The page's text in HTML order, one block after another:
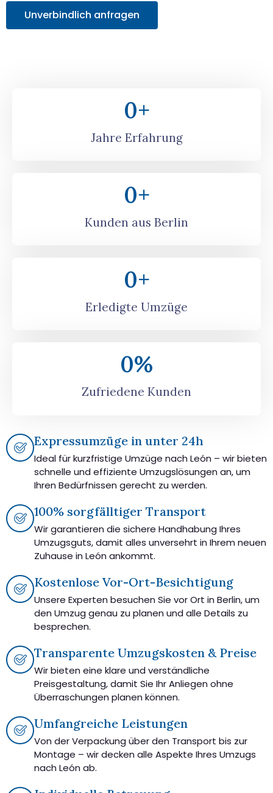
Unverbindlich anfragen
Jahre Erfahrung
0+
Kunden aus Berlin
0+
Erledigte Umzüge
0+
Zufriedene Kunden
0%
Expressumzüge in unter 24h
Ideal für kurzfristige Umzüge nach León – wir bieten
schnelle und effiziente Umzugslösungen an, um
Ihren Bedürfnissen gerecht zu werden.
100% sorgfälltiger Transport
Wir garantieren die sichere Handhabung Ihres
Umzugsguts, damit alles unversehrt in Ihrem neuen
Zuhause in León ankommt.
Kostenlose Vor-Ort-Besichtigung
Unsere Experten besuchen Sie vor Ort in Berlin, um
den Umzug genau zu planen und alle Details zu
besprechen.
Transparente Umzugskosten & Preise
Wir bieten eine klare und verständliche
Preisgestaltung, damit Sie Ihr Anliegen ohne
Überraschungen planen können.
Umfangreiche Leistungen
Von der Verpackung über den Transport bis zur
Montage – wir decken alle Aspekte Ihres Umzugs
nach León ab.